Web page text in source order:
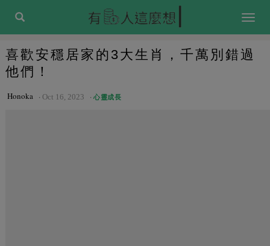
喜歡安穩居家的3大生肖，千萬別錯過
他們！
Honoka Oct 16, 2023 心靈成長